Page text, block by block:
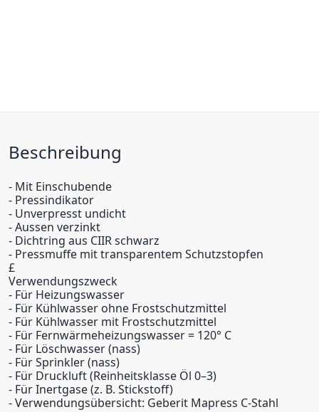
Beschreibung
- Mit Einschubende
- Pressindikator
- Unverpresst undicht
- Aussen verzinkt
- Dichtring aus CIIR schwarz
- Pressmuffe mit transparentem Schutzstopfen
£
Verwendungszweck
- Für Heizungswasser
- Für Kühlwasser ohne Frostschutzmittel
- Für Kühlwasser mit Frostschutzmittel
- Für Fernwärmeheizungswasser = 120° C
- Für Löschwasser (nass)
- Für Sprinkler (nass)
- Für Druckluft (Reinheitsklasse Öl 0–3)
- Für Inertgase (z. B. Stickstoff)
- Verwendungsübersicht: Geberit Mapress C-Stahl